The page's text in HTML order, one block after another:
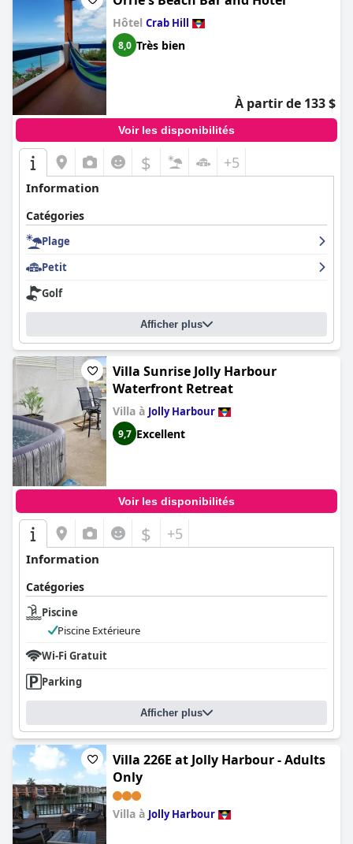
Hôtel Crab Hill
8,0 Très bien
À partir de 133 $
Voir les disponibilités
$ +5
Information
Catégories
Plage
Petit
Golf
Afficher plus
Villa Sunrise Jolly Harbour
Waterfront Retreat
Villa à Jolly Harbour
9,7 Excellent
Voir les disponibilités
$ +5
Information
Catégories
Piscine
Piscine Extérieure
Wi-Fi Gratuit
Parking
Afficher plus
Villa 226E at Jolly Harbour - Adults
Only
Villa à Jolly Harbour